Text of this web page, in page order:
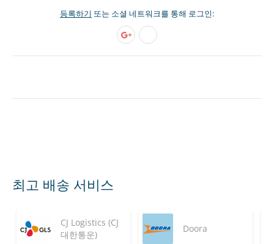
등록하기 또는 소셜 네트워크를 통해 로그인:
최고 배송 서비스
CJ Logistics (CJ
대한통운)
Doora